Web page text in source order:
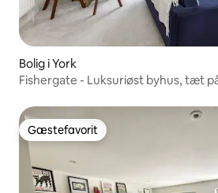
Bolig i York
Fishergate - Luksuriøst byhus, tæt
Gæstefavorit
Gæstefavorit